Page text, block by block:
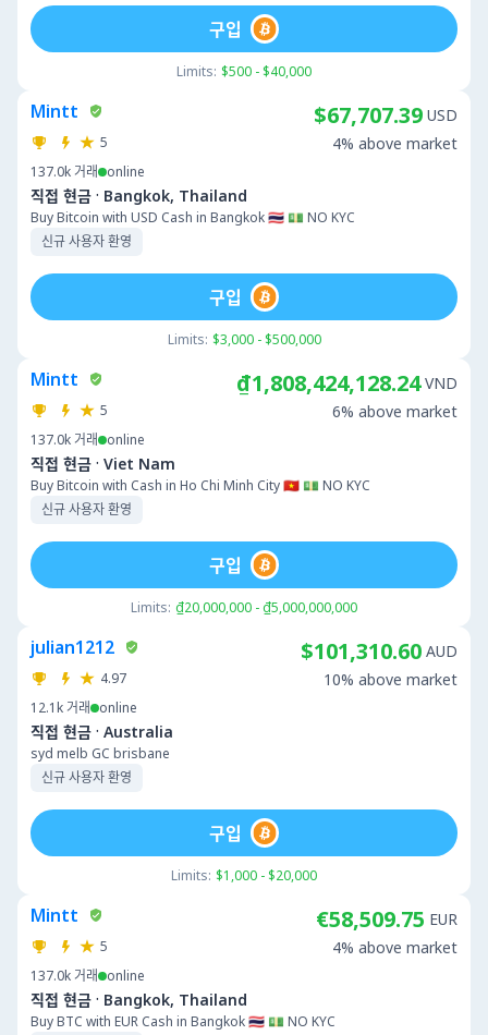
Limits: $500 - $40,000
구입
Mintt
5
137.0k 거래 online
직접 현금 · Bangkok, Thailand
Buy Bitcoin with USD Cash in Bangkok 🇹🇭 💵 NO KYC
신규 사용자 환영
$67,707.39 USD
4% above market
Limits: $3,000 - $500,000
구입
Mintt
5
137.0k 거래 online
직접 현금 · Viet Nam
Buy Bitcoin with Cash in Ho Chi Minh City 🇻🇳 💵 NO KYC
신규 사용자 환영
₫1,808,424,128.24 VND
6% above market
Limits: ₫20,000,000 - ₫5,000,000,000
구입
julian1212
4.97
12.1k 거래 online
직접 현금 · Australia
syd melb GC brisbane
신규 사용자 환영
$101,310.60 AUD
10% above market
Limits: $1,000 - $20,000
구입
Mintt
5
137.0k 거래 online
직접 현금 · Bangkok, Thailand
Buy BTC with EUR Cash in Bangkok 🇹🇭 💵 NO KYC
€58,509.75 EUR
4% above market